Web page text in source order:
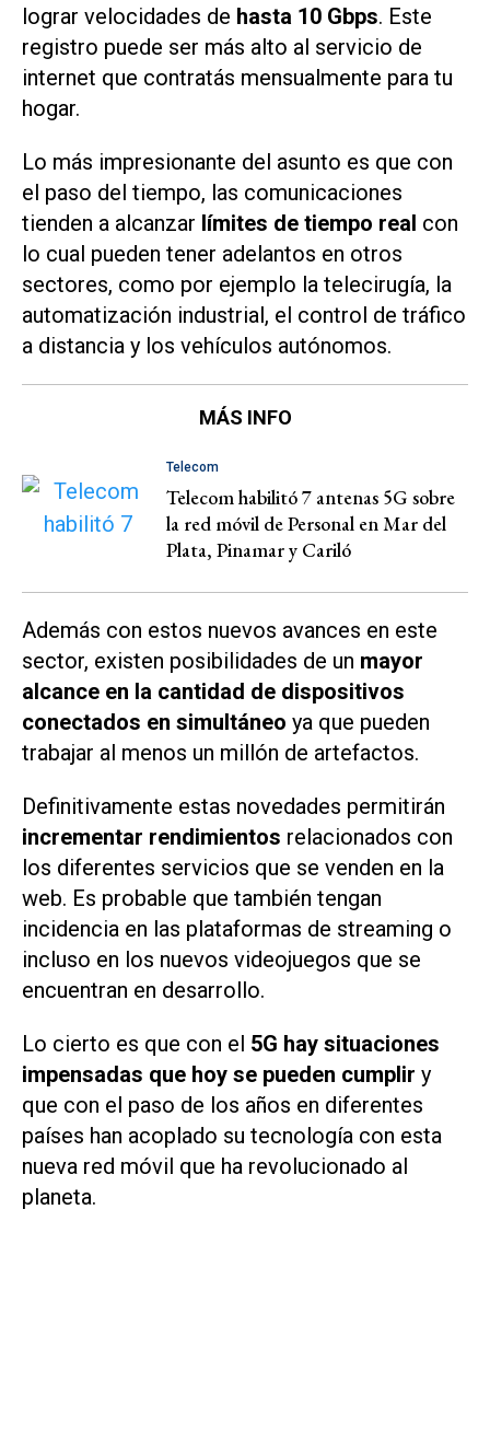
lograr velocidades de hasta 10 Gbps. Este
registro puede ser más alto al servicio de
internet que contratás mensualmente para tu
hogar.
Lo más impresionante del asunto es que con
el paso del tiempo, las comunicaciones
tienden a alcanzar límites de tiempo real con
lo cual pueden tener adelantos en otros
sectores, como por ejemplo la telecirugía, la
automatización industrial, el control de tráfico
a distancia y los vehículos autónomos.
MÁS INFO
Telecom
Telecom habilitó 7 antenas 5G sobre
la red móvil de Personal en Mar del
Plata, Pinamar y Cariló
Además con estos nuevos avances en este
sector, existen posibilidades de un mayor
alcance en la cantidad de dispositivos
conectados en simultáneo ya que pueden
trabajar al menos un millón de artefactos.
Definitivamente estas novedades permitirán
incrementar rendimientos relacionados con
los diferentes servicios que se venden en la
web. Es probable que también tengan
incidencia en las plataformas de streaming o
incluso en los nuevos videojuegos que se
encuentran en desarrollo.
Lo cierto es que con el 5G hay situaciones
impensadas que hoy se pueden cumplir y
que con el paso de los años en diferentes
países han acoplado su tecnología con esta
nueva red móvil que ha revolucionado al
planeta.